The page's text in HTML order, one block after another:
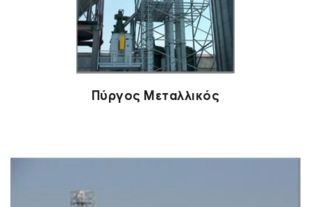
Πύργος Μεταλλικός